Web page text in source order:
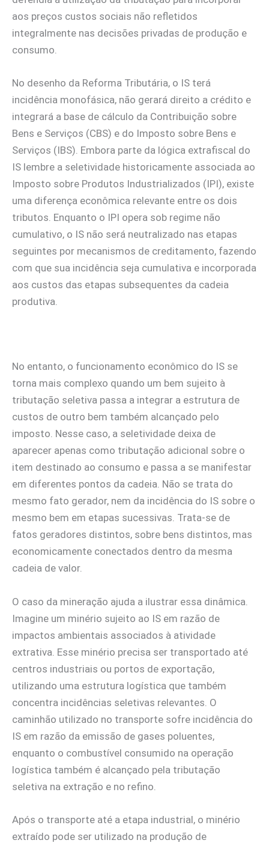
aos preços custos sociais não refletidos
integralmente nas decisões privadas de produção e
consumo.
No desenho da Reforma Tributária, o IS terá
incidência monofásica, não gerará direito a crédito e
integrará a base de cálculo da Contribuição sobre
Bens e Serviços (CBS) e do Imposto sobre Bens e
Serviços (IBS). Embora parte da lógica extrafiscal do
IS lembre a seletividade historicamente associada ao
Imposto sobre Produtos Industrializados (IPI), existe
uma diferença econômica relevante entre os dois
tributos. Enquanto o IPI opera sob regime não
cumulativo, o IS não será neutralizado nas etapas
seguintes por mecanismos de creditamento, fazendo
com que sua incidência seja cumulativa e incorporada
aos custos das etapas subsequentes da cadeia
produtiva.
No entanto, o funcionamento econômico do IS se
torna mais complexo quando um bem sujeito à
tributação seletiva passa a integrar a estrutura de
custos de outro bem também alcançado pelo
imposto. Nesse caso, a seletividade deixa de
aparecer apenas como tributação adicional sobre o
item destinado ao consumo e passa a se manifestar
em diferentes pontos da cadeia. Não se trata do
mesmo fato gerador, nem da incidência do IS sobre o
mesmo bem em etapas sucessivas. Trata-se de
fatos geradores distintos, sobre bens distintos, mas
economicamente conectados dentro da mesma
cadeia de valor.
O caso da mineração ajuda a ilustrar essa dinâmica.
Imagine um minério sujeito ao IS em razão de
impactos ambientais associados à atividade
extrativa. Esse minério precisa ser transportado até
centros industriais ou portos de exportação,
utilizando uma estrutura logística que também
concentra incidências seletivas relevantes. O
caminhão utilizado no transporte sofre incidência do
IS em razão da emissão de gases poluentes,
enquanto o combustível consumido na operação
logística também é alcançado pela tributação
seletiva na extração e no refino.
Após o transporte até a etapa industrial, o minério
extraído pode ser utilizado na produção de